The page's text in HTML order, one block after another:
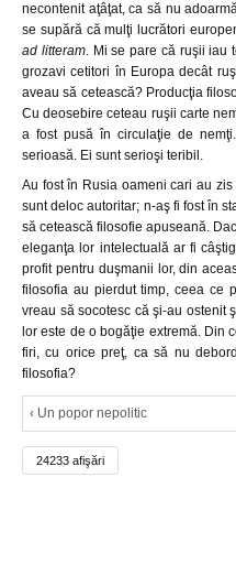
necontenit aţâţat, ca să nu
se supără că mulţi lucrători
ad litteram. Mi se pare că ruşii iau
grozavi cetitori în Europa decât
aveau să cetească? Producţia
Cu deosebire ceteau ruşii carte
a fost pusă în circulaţie de
serioasă. Ei sunt serioşi teribil.
Au fost în Rusia oameni cari au
sunt deloc autoritar; n-aş fi fost în
să cetească filosofie apuseană.
eleganţa lor intelectuală ar fi
profit pentru duşmanii lor, din
filosofia au pierdut timp, ceea ce
vreau să socotesc că şi-au ostenit
lor este de o bogăţie extremă. Din
firi, cu orice preţ, ca să nu
filosofia?
‹ Un popor nepolitic
24233 afişări